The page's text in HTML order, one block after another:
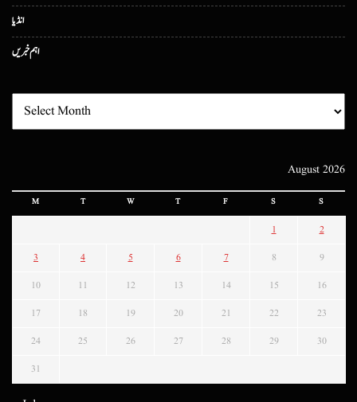
انڈیا
اہم خبریں
August 2026
M T W T F S S
1 2
3 4 5 6 7 8 9
10 11 12 13 14 15 16
17 18 19 20 21 22 23
24 25 26 27 28 29 30
31